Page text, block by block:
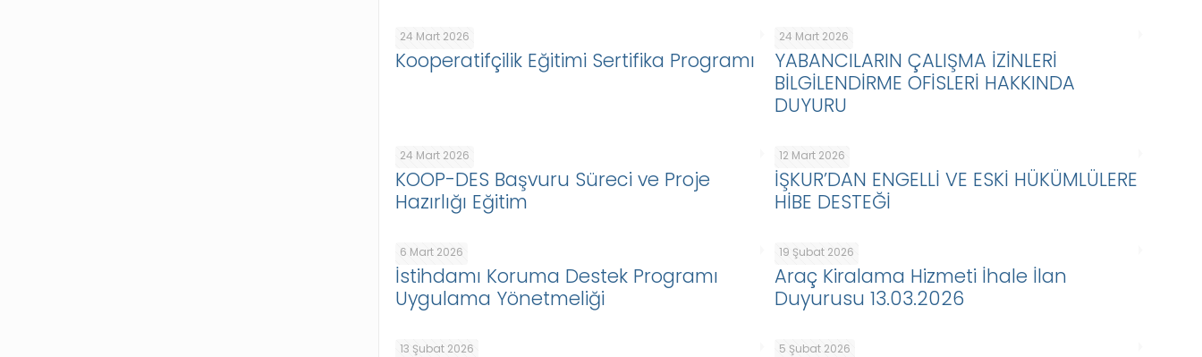
24 Mart 2026
Kooperatifçilik Eğitimi Sertifika Programı
24 Mart 2026
YABANCILARIN ÇALIŞMA İZİNLERİ
BİLGİLENDİRME OFİSLERİ HAKKINDA
DUYURU
24 Mart 2026
KOOP-DES Başvuru Süreci ve Proje
Hazırlığı Eğitim
12 Mart 2026
İŞKUR’DAN ENGELLİ VE ESKİ HÜKÜMLÜLERE
HİBE DESTEĞİ
6 Mart 2026
İstihdamı Koruma Destek Programı
Uygulama Yönetmeliği
19 Şubat 2026
Araç Kiralama Hizmeti İhale İlan
Duyurusu 13.03.2026
13 Şubat 2026 5 Şubat 2026